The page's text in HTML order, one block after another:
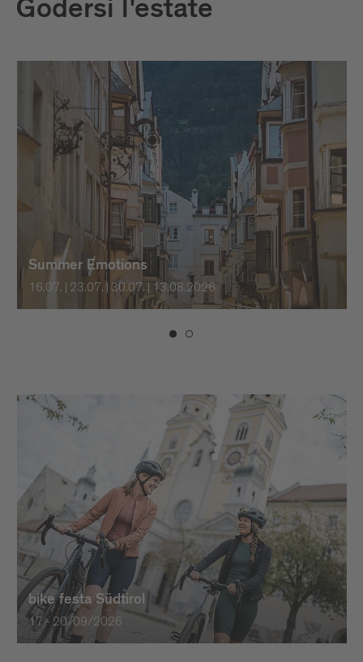
Godersi l'estate
Summer Emotions
16.07. | 23.07. | 30.07. | 13.08.2026
bike festa Südtirol
17 - 20/09/2026